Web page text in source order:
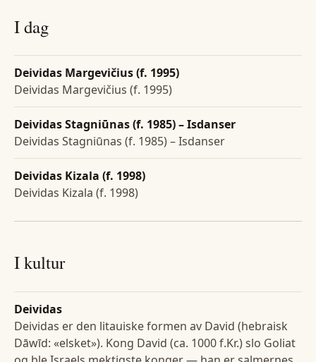
I dag
Deividas Margevičius (f. 1995)
Deividas Margevičius (f. 1995)
Deividas Stagniūnas (f. 1985) – Isdanser
Deividas Stagniūnas (f. 1985) – Isdanser
Deividas Kizala (f. 1998)
Deividas Kizala (f. 1998)
I kultur
Deividas
Deividas er den litauiske formen av David (hebraisk
Dāwīd: «elsket»). Kong David (ca. 1000 f.Kr.) slo Goliat